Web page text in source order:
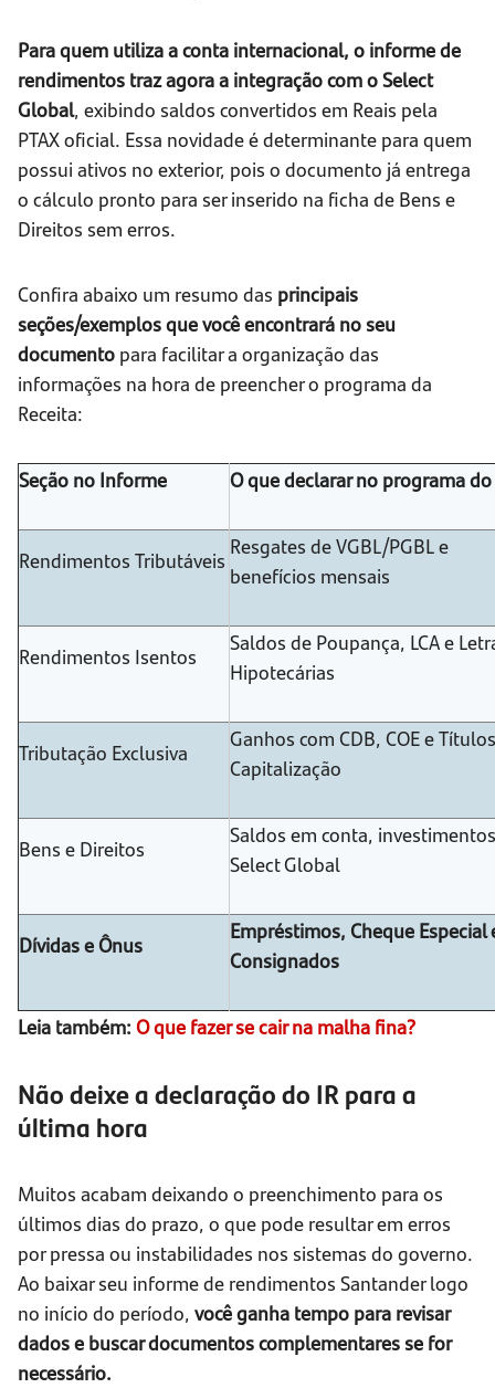
Para quem utiliza a conta internacional, o informe de
rendimentos traz agora a integração com o Select
Global, exibindo saldos convertidos em Reais pela
PTAX oficial. Essa novidade é determinante para quem
possui ativos no exterior, pois o documento já entrega
o cálculo pronto para ser inserido na ficha de Bens e
Direitos sem erros.
Confira abaixo um resumo das principais
seções/exemplos que você encontrará no seu
documento para facilitar a organização das
informações na hora de preencher o programa da
Receita:
Seção no Informe O que declarar no programa do
Rendimentos Tributáveis
Resgates de VGBL/PGBL e
benefícios mensais
Rendimentos Isentos
Saldos de Poupança, LCA e
Hipotecárias
Tributação Exclusiva
Ganhos com CDB, COE e
Capitalização
Bens e Direitos
Saldos em conta,
Select Global
Dívidas e Ônus
Empréstimos, Cheque Especial
Consignados
Leia também: O que fazer se cair na malha fina?
Não deixe a declaração do IR para a
última hora
Muitos acabam deixando o preenchimento para os
últimos dias do prazo, o que pode resultar em erros
por pressa ou instabilidades nos sistemas do governo.
Ao baixar seu informe de rendimentos Santander logo
no início do período, você ganha tempo para revisar
dados e buscar documentos complementares se for
necessário.